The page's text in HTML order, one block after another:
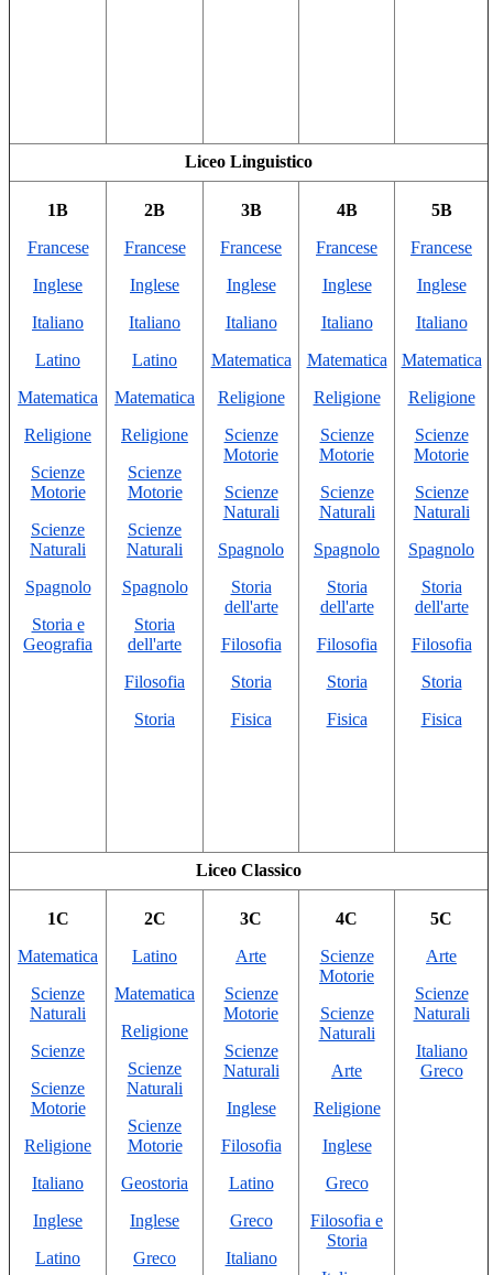
Liceo Linguistico
1B
Francese
Inglese
Italiano
Latino
Matematica
Religione
Scienze
Motorie
Scienze
Naturali
Spagnolo
Storia e
Geografia
2B
Francese
Inglese
Italiano
Latino
Matematica
Religione
Scienze
Motorie
Scienze
Naturali
Spagnolo
Storia
dell'arte
Filosofia
Storia
3B
Francese
Inglese
Italiano
Matematica
Religione
Scienze
Motorie
Scienze
Naturali
Spagnolo
Storia
dell'arte
Filosofia
Storia
Fisica
4B
Francese
Inglese
Italiano
Matematica
Religione
Scienze
Motorie
Scienze
Naturali
Spagnolo
Storia
dell'arte
Filosofia
Storia
Fisica
5B
Francese
Inglese
Italiano
Matematica
Religione
Scienze
Motorie
Scienze
Naturali
Spagnolo
Storia
dell'arte
Filosofia
Storia
Fisica
Liceo Classico
1C
Matematica
Scienze
Naturali
Scienze
Scienze
Motorie
Religione
Italiano
Inglese
Latino
2C
Latino
Matematica
Religione
Scienze
Naturali
Scienze
Motorie
Geostoria
Inglese
Greco
3C
Arte
Scienze
Motorie
Scienze
Naturali
Inglese
Filosofia
Latino
Greco
Italiano
4C
Scienze
Motorie
Scienze
Naturali
Arte
Religione
Inglese
Greco
Filosofia e
Storia
5C
Arte
Scienze
Naturali
Italiano
Greco